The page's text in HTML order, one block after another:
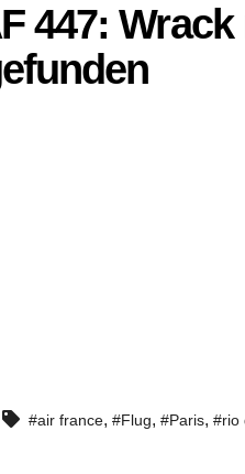
447:
#air france, #Flug, #Paris, #rio